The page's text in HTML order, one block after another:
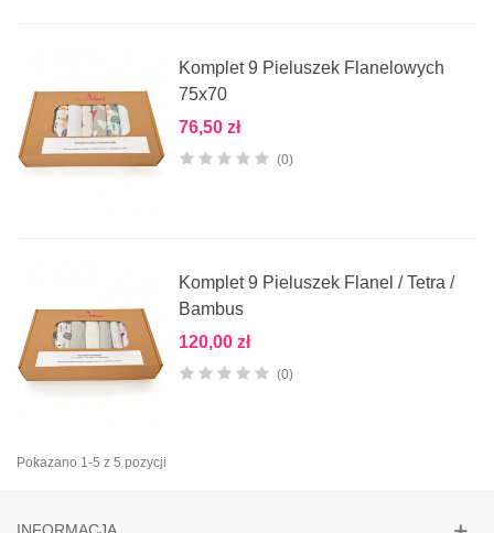
Komplet 9 Pieluszek Flanelowych
75x70
76,50 zł
(0)
Komplet 9 Pieluszek Flanel / Tetra /
Bambus
120,00 zł
(0)
Pokazano 1-5 z 5 pozycji